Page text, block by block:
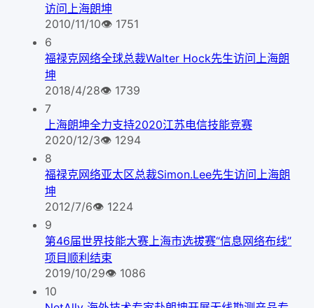
访问上海朗坤
2010/11/10👁 1751
6
福禄克网络全球总裁Walter Hock先生访问上海朗
坤
2018/4/28👁 1739
7
上海朗坤全力支持2020江苏电信技能竞赛
2020/12/3👁 1294
8
福禄克网络亚太区总裁Simon.Lee先生访问上海朗
坤
2012/7/6👁 1224
9
第46届世界技能大赛上海市选拔赛“信息网络布线”
项目顺利结束
2019/10/29👁 1086
10